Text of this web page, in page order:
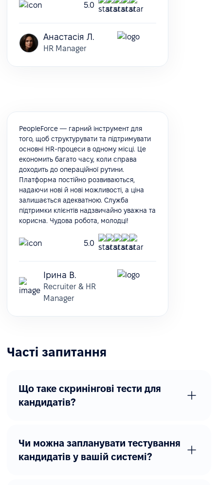
5.0
Анастасія Л.
HR Manager
PeopleForce — гарний інструмент для
того, щоб структурувати та підтримувати
основні HR-процеси в одному місці. Це
економить багато часу, коли справа
доходить до операційної рутини.
Платформа постійно розвиваються,
надаючи нові й нові можливості, а ціна
залишається адекватною. Служба
підтримки клієнтів надзвичайно уважна та
корисна. Чудова робота, молодці!
5.0
Ірина В.
Recruiter & HR
Manager
Часті запитання
Що таке скринінгові тести для
кандидатів?
Чи можна запланувати тестування
кандидатів у вашій системі?